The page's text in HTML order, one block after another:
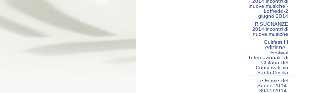
nuove musiche -
Loffredo-2
giugno 2014
RISUONANZE
2014 incontri di
nuove musiche
Guitfest III
edizione -
Festival
Internazionale di
Chitarra del
Conservatorio
Santa Cecilia
Le Forme del
Suono 2014-
30/05/2014-